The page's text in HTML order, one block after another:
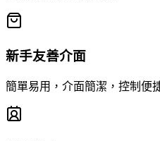
新手友善介面
簡單易用，介面簡潔，控制便